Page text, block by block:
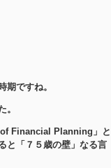
期ですね。
。
Financial Planning」と
と 「７５歳の壁」なる言